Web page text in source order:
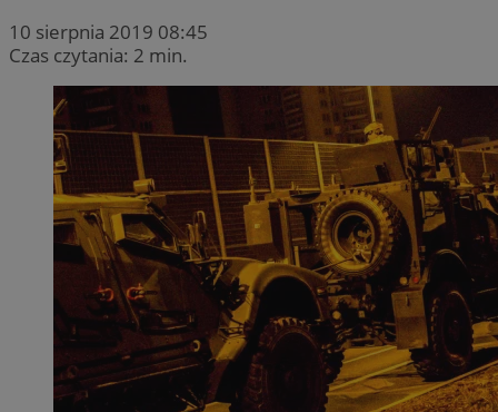
10 sierpnia 2019 08:45
Czas czytania: 2 min.